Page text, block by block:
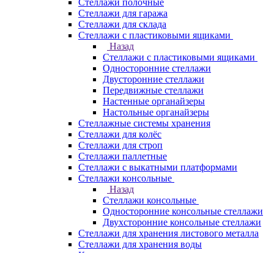
Стеллажи полочные
Стеллажи для гаража
Стеллажи для склада
Стеллажи с пластиковыми ящиками
Назад
Стеллажи с пластиковыми ящиками
Односторонние стеллажи
Двусторонние стеллажи
Передвижные стеллажи
Настенные органайзеры
Настольные органайзеры
Стеллажные системы хранения
Стеллажи для колёс
Стеллажи для строп
Стеллажи паллетные
Стеллажи с выкатными платформами
Стеллажи консольные
Назад
Стеллажи консольные
Односторонние консольные стеллажи
Двухсторонние консольные стеллажи
Стеллажи для хранения листового металла
Стеллажи для хранения воды